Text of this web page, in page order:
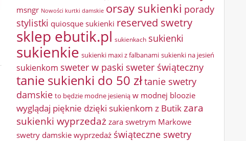
msngr Nowości kurtki damskie orsay sukienki porady
stylistki quiosque sukienki reserved swetry
sklep ebutik.pl sukienkach sukienki
sukienkie sukienki maxi z falbanami sukienki na jesień
sukienkom sweter w paski sweter świąteczny
tanie sukienki do 50 złtanie swetry
damskie to będzie modne jesienią w modnej bloozie
wyglądaj pięknie dzięki sukienkom z Butikzara
sukienki wyprzedażzara swetrym Markowe
swetry damskie wyprzedaż świąteczne swetry